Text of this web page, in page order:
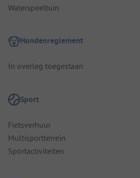
Waterspeeltuin
Hondenreglement
In overleg toegestaan
Sport
Fietsverhuur
Multisportterrein
Sportactiviteiten